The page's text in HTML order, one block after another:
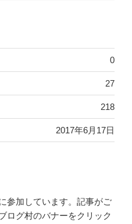
0
27
218
2017年6月17日
参加しています。記事がご
ログ村のバナーをクリック